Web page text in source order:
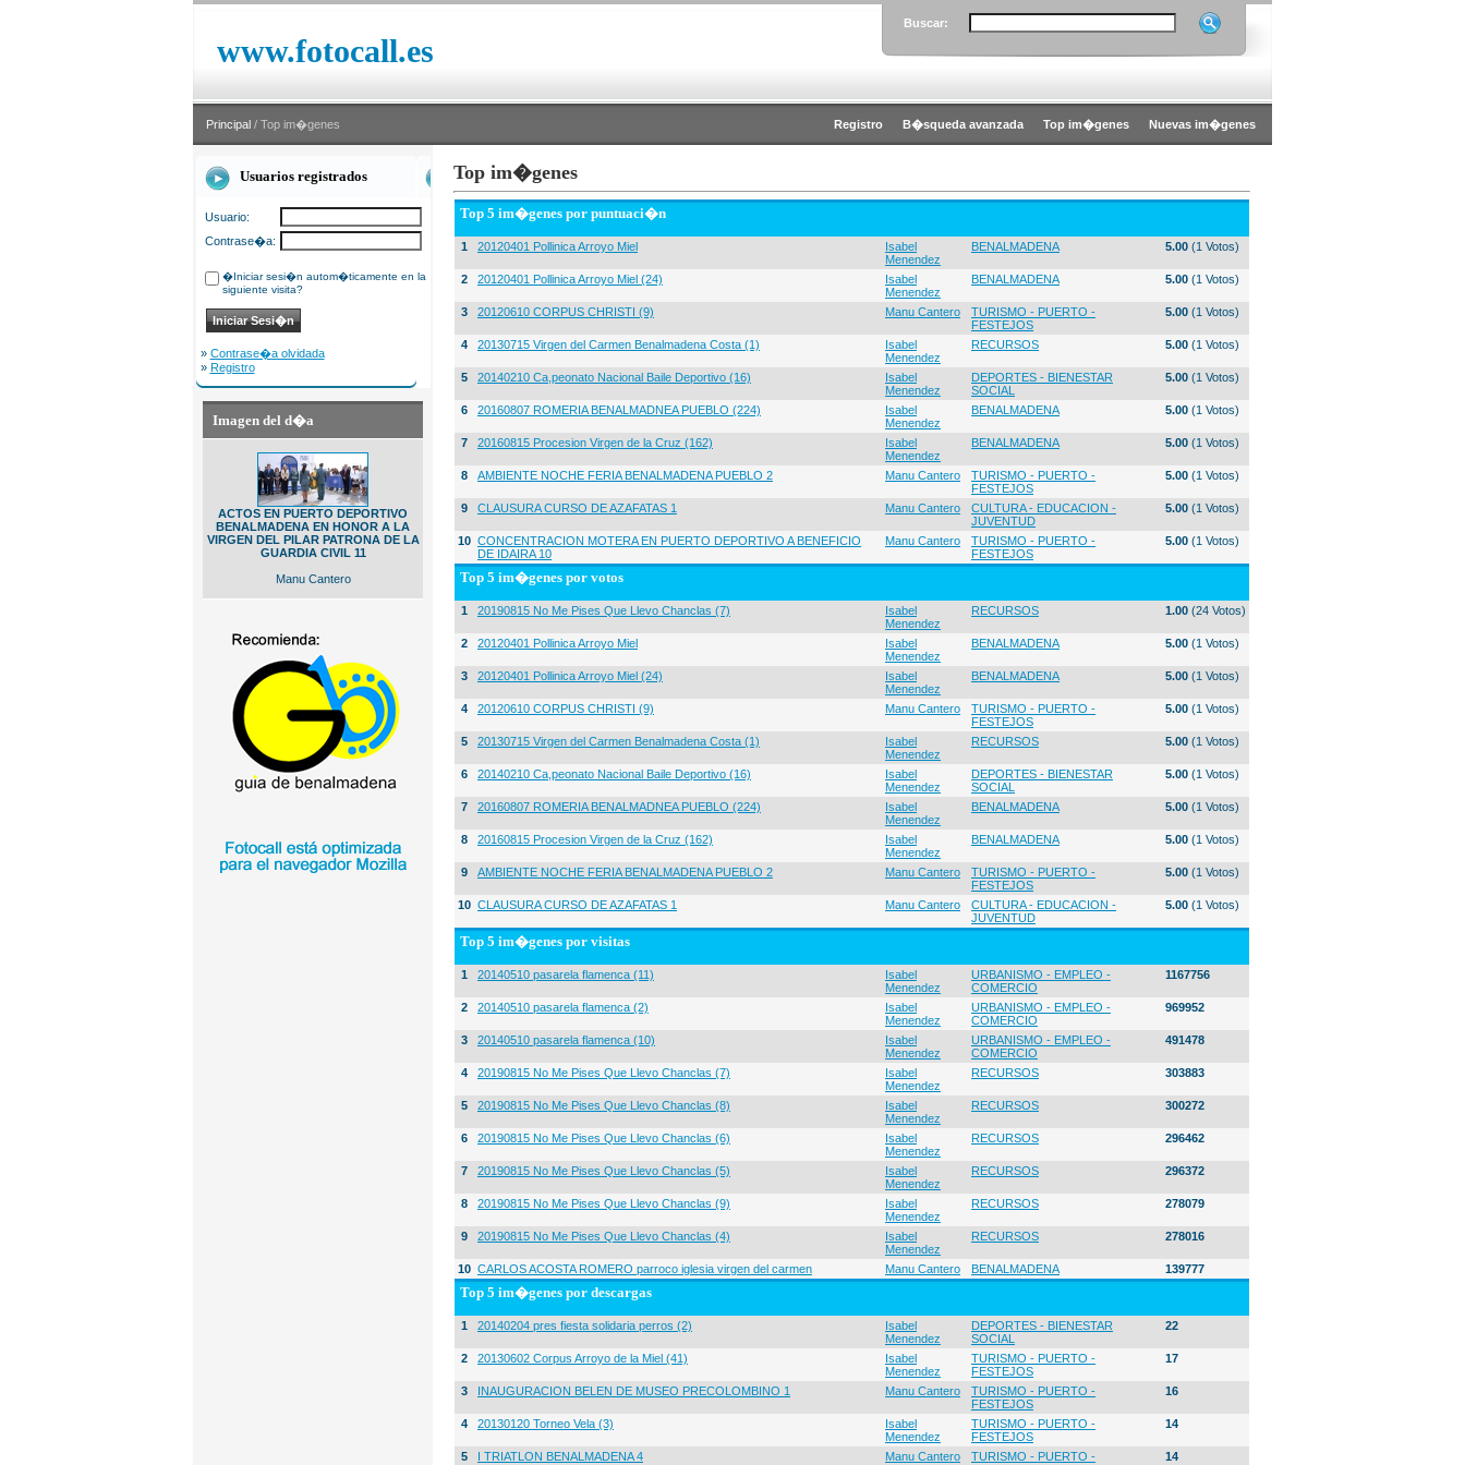
www.fotocall.es
Buscar:
Principal / Top im�genes Registro B�squeda avanzada Top im�genes Nuevas im�genes
Usuarios registrados
Usuario:
Contrase�a:
�Iniciar sesi�n autom�ticamente en la
siguiente visita?
» Contrase�a olvidada
» Registro
Imagen del d�a
ACTOS EN PUERTO DEPORTIVO
BENALMADENA EN HONOR A LA
VIRGEN DEL PILAR PATRONA DE LA
GUARDIA CIVIL 11
Manu Cantero
Top im�genes
Top 5 im�genes por puntuaci�n
1 20120401 Pollinica Arroyo Miel
Isabel
Menendez
BENALMADENA 5.00 (1 Votos)
2 20120401 Pollinica Arroyo Miel (24)
Isabel
Menendez
BENALMADENA 5.00 (1 Votos)
3 20120610 CORPUS CHRISTI (9) Manu Cantero
TURISMO - PUERTO -
FESTEJOS
5.00 (1 Votos)
4 20130715 Virgen del Carmen Benalmadena Costa (1)
Isabel
Menendez
RECURSOS 5.00 (1 Votos)
5 20140210 Ca,peonato Nacional Baile Deportivo (16)
Isabel
Menendez
DEPORTES - BIENESTAR
SOCIAL
5.00 (1 Votos)
6 20160807 ROMERIA BENALMADNEA PUEBLO (224)
Isabel
Menendez
BENALMADENA 5.00 (1 Votos)
7 20160815 Procesion Virgen de la Cruz (162)
Isabel
Menendez
BENALMADENA 5.00 (1 Votos)
8 AMBIENTE NOCHE FERIA BENALMADENA PUEBLO 2 Manu Cantero
TURISMO - PUERTO -
FESTEJOS
5.00 (1 Votos)
9 CLAUSURA CURSO DE AZAFATAS 1 Manu Cantero
CULTURA - EDUCACION -
JUVENTUD
5.00 (1 Votos)
10 CONCENTRACION MOTERA EN PUERTO DEPORTIVO A BENEFICIO
DE IDAIRA 10
Manu Cantero
TURISMO - PUERTO -
FESTEJOS
5.00 (1 Votos)
Top 5 im�genes por votos
1 20190815 No Me Pises Que Llevo Chanclas (7)
Isabel
Menendez
RECURSOS 1.00 (24 Votos)
2 20120401 Pollinica Arroyo Miel
Isabel
Menendez
BENALMADENA 5.00 (1 Votos)
3 20120401 Pollinica Arroyo Miel (24)
Isabel
Menendez
BENALMADENA 5.00 (1 Votos)
4 20120610 CORPUS CHRISTI (9) Manu Cantero
TURISMO - PUERTO -
FESTEJOS
5.00 (1 Votos)
5 20130715 Virgen del Carmen Benalmadena Costa (1)
Isabel
Menendez
RECURSOS 5.00 (1 Votos)
6 20140210 Ca,peonato Nacional Baile Deportivo (16)
Isabel
Menendez
DEPORTES - BIENESTAR
SOCIAL
5.00 (1 Votos)
7 20160807 ROMERIA BENALMADNEA PUEBLO (224)
Isabel
Menendez
BENALMADENA 5.00 (1 Votos)
8 20160815 Procesion Virgen de la Cruz (162)
Isabel
Menendez
BENALMADENA 5.00 (1 Votos)
9 AMBIENTE NOCHE FERIA BENALMADENA PUEBLO 2 Manu Cantero
TURISMO - PUERTO -
FESTEJOS
5.00 (1 Votos)
10 CLAUSURA CURSO DE AZAFATAS 1 Manu Cantero
CULTURA - EDUCACION -
JUVENTUD
5.00 (1 Votos)
Top 5 im�genes por visitas
1 20140510 pasarela flamenca (11)
Isabel
Menendez
URBANISMO - EMPLEO -
COMERCIO
1167756
2 20140510 pasarela flamenca (2)
Isabel
Menendez
URBANISMO - EMPLEO -
COMERCIO
969952
3 20140510 pasarela flamenca (10)
Isabel
Menendez
URBANISMO - EMPLEO -
COMERCIO
491478
4 20190815 No Me Pises Que Llevo Chanclas (7)
Isabel
Menendez
RECURSOS 303883
5 20190815 No Me Pises Que Llevo Chanclas (8)
Isabel
Menendez
RECURSOS 300272
6 20190815 No Me Pises Que Llevo Chanclas (6)
Isabel
Menendez
RECURSOS 296462
7 20190815 No Me Pises Que Llevo Chanclas (5)
Isabel
Menendez
RECURSOS 296372
8 20190815 No Me Pises Que Llevo Chanclas (9)
Isabel
Menendez
RECURSOS 278079
9 20190815 No Me Pises Que Llevo Chanclas (4)
Isabel
Menendez
RECURSOS 278016
10 CARLOS ACOSTA ROMERO parroco iglesia virgen del carmen Manu Cantero BENALMADENA 139777
Top 5 im�genes por descargas
1 20140204 pres fiesta solidaria perros (2)
Isabel
Menendez
DEPORTES - BIENESTAR
SOCIAL
22
2 20130602 Corpus Arroyo de la Miel (41)
Isabel
Menendez
TURISMO - PUERTO -
FESTEJOS
17
3 INAUGURACION BELEN DE MUSEO PRECOLOMBINO 1 Manu Cantero
TURISMO - PUERTO -
FESTEJOS
16
4 20130120 Torneo Vela (3)
Isabel
Menendez
TURISMO - PUERTO -
FESTEJOS
14
5 I TRIATLON BENALMADENA 4 Manu Cantero
TURISMO - PUERTO -
14